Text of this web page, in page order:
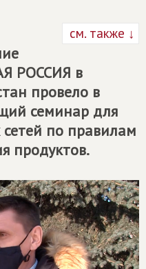
см. также ↓
РОССИЯ в
провело в
семинар для
сетей по правилам
продуктов.